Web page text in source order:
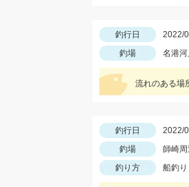
釣行日 2022/
釣場
名港河
流れのある場
釣行日 2022/
釣場
師崎周
釣り方
船釣り